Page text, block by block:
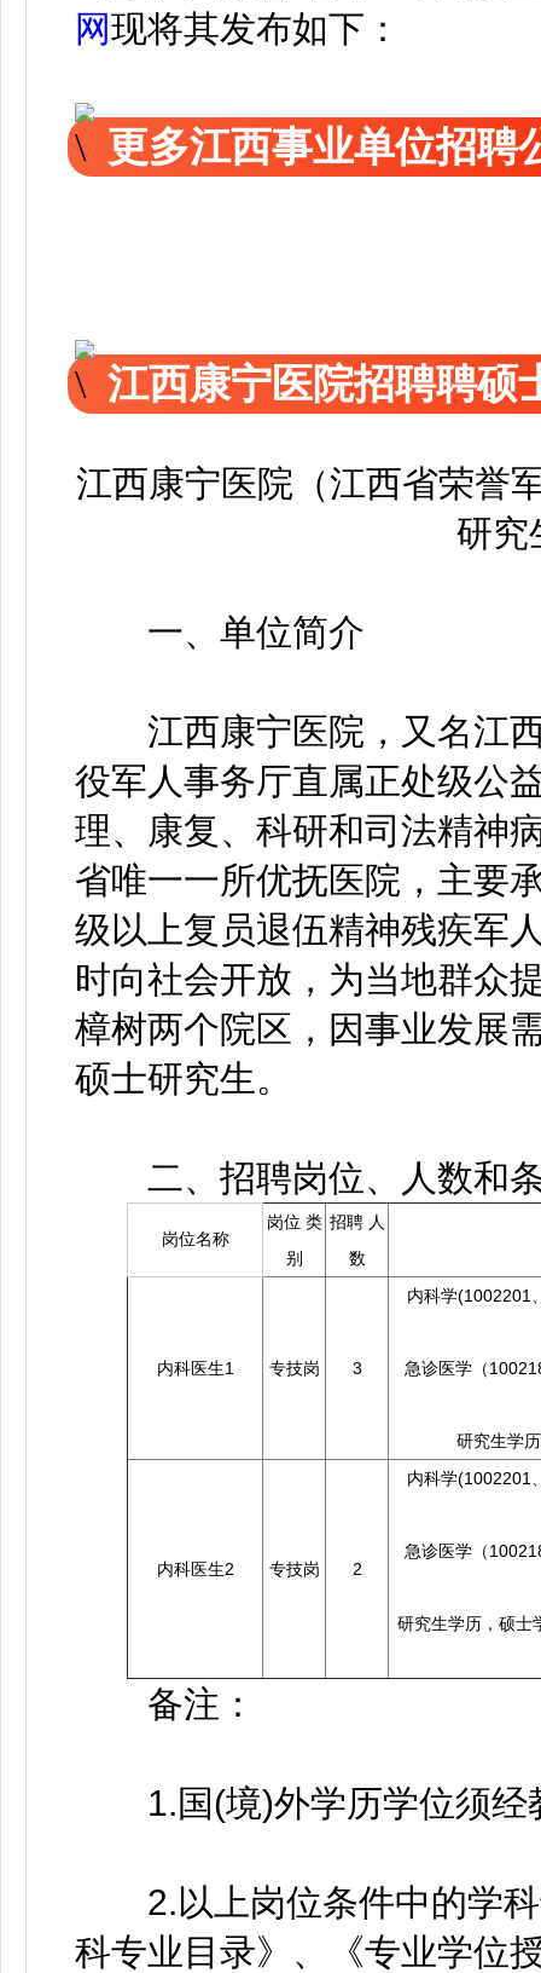
网现将其发布如下：
更多江西事业单位招聘
江西康宁医院招聘聘硕
江西康宁医院（江西省荣誉
研究
一、单位简介
江西康宁医院，又名江西
役军人事务厅直属正处级公
理、康复、科研和司法精神
省唯一一所优抚医院，主要
级以上复员退伍精神残疾军
时向社会开放，为当地群众
樟树两个院区，因事业发展
硕士研究生。
二、招聘岗位、人数和
岗位名称
岗位 类
别
招聘 人
数
内科医生1 专技岗 3
内科学(1002201
急诊医学（
研究生学
内科医生2 专技岗 2
内科学(1002201
急诊医学（
研究生学历，硕士
备注：
1.国(境)外学历学位须经
2.以上岗位条件中的学科
科专业目录》、《专业学位